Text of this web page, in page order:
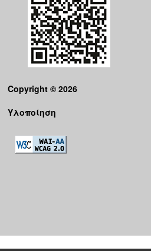
Copyright © 2026
Υλοποίηση